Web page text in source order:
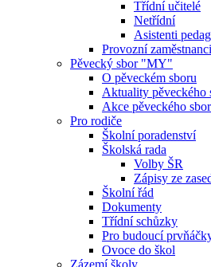
Třídní učitelé
Netřídní
Asistenti
Provozní zaměstnanci
Pěvecký sbor "MY"
O pěveckém sboru
Aktuality pěveckého
Akce pěveckého
Pro rodiče
Školní poradenství
Školská rada
Volby ŠR
Zápisy ze
Školní řád
Dokumenty
Třídní schůzky
Pro budoucí
Ovoce do škol
Zázemí školy